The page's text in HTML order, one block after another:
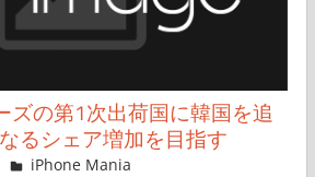
ズの第1次出荷国に韓国を追
るシェア増加を目指す
FT729
iPhone Mania